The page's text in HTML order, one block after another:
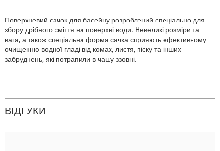
Поверхневий сачок для басейну розроблений спеціально для
збору дрібного сміття на поверхні води. Невеликі розміри та
вага, а також спеціальна форма сачка сприяють ефективному
очищенню водної гладі від комах, листя, піску та інших
забруднень, які потрапили в чашу ззовні.
ВІДГУКИ